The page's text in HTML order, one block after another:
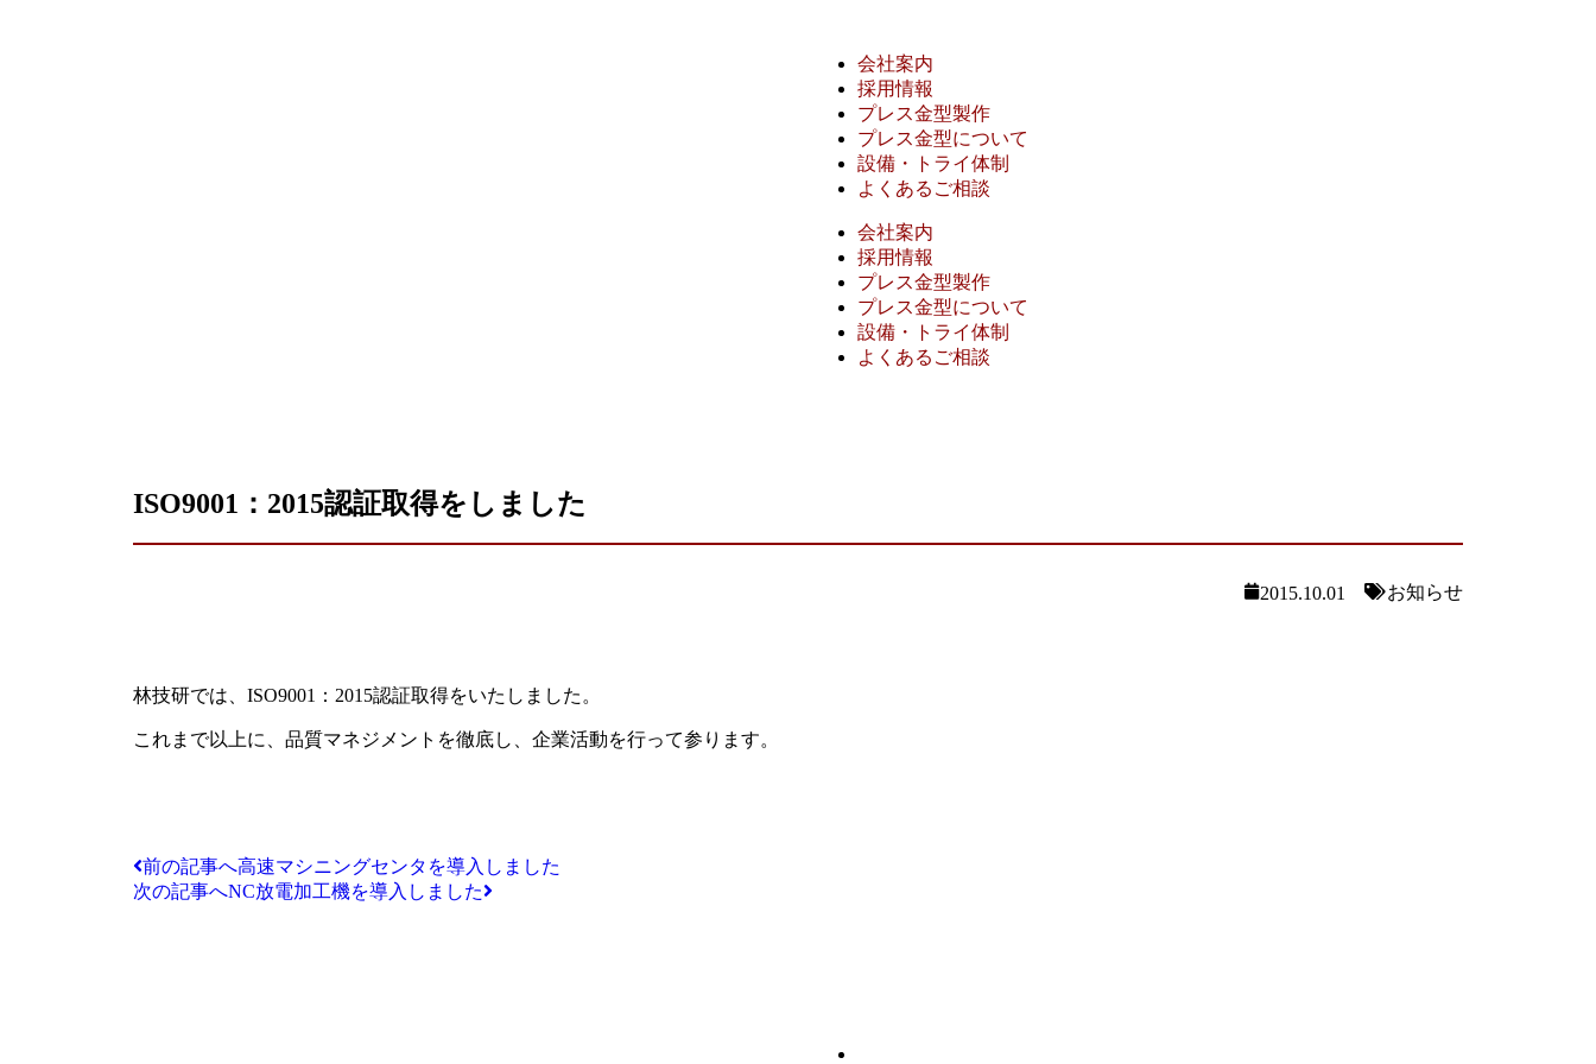
会社案内
採用情報
プレス金型製作
プレス金型について
設備・トライ体制
よくあるご相談
会社案内
採用情報
プレス金型製作
プレス金型について
設備・トライ体制
よくあるご相談
ISO9001：2015認証取得をしました
2015.10.01 お知らせ
林技研では、ISO9001：2015認証取得をいたしました。
これまで以上に、品質マネジメントを徹底し、企業活動を行って参ります。
前の記事へ高速マシニングセンタを導入しました
次の記事へNC放電加工機を導入しました